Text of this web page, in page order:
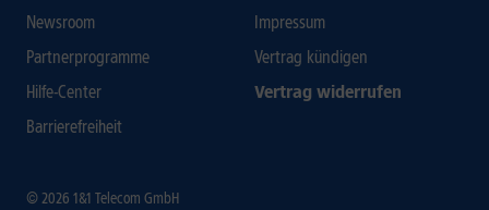
Newsroom
Partnerprogramme
Hilfe-Center
Barrierefreiheit
Impressum
Vertrag kündigen
Vertrag widerrufen
© 2026 1&1 Telecom GmbH